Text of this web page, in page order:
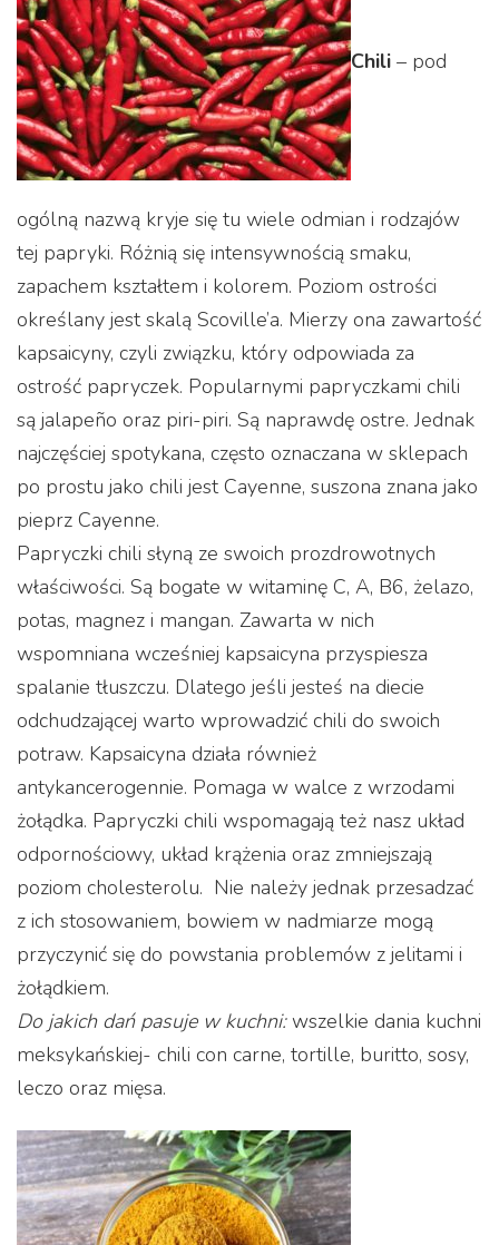
Chili – pod
ogólną nazwą kryje się tu wiele odmian i rodzajów
tej papryki. Różnią się intensywnością smaku,
zapachem kształtem i kolorem. Poziom ostrości
określany jest skalą Scoville’a. Mierzy ona zawartość
kapsaicyny, czyli związku, który odpowiada za
ostrość papryczek. Popularnymi papryczkami chili
są jalapeño oraz piri-piri. Są naprawdę ostre. Jednak
najczęściej spotykana, często oznaczana w sklepach
po prostu jako chili jest Cayenne, suszona znana jako
pieprz Cayenne.
Papryczki chili słyną ze swoich prozdrowotnych
właściwości. Są bogate w witaminę C, A, B6, żelazo,
potas, magnez i mangan. Zawarta w nich
wspomniana wcześniej kapsaicyna przyspiesza
spalanie tłuszczu. Dlatego jeśli jesteś na diecie
odchudzającej warto wprowadzić chili do swoich
potraw. Kapsaicyna działa również
antykancerogennie. Pomaga w walce z wrzodami
żołądka. Papryczki chili wspomagają też nasz układ
odpornościowy, układ krążenia oraz zmniejszają
poziom cholesterolu. Nie należy jednak przesadzać
z ich stosowaniem, bowiem w nadmiarze mogą
przyczynić się do powstania problemów z jelitami i
żołądkiem.
Do jakich dań pasuje w kuchni:wszelkie dania kuchni
meksykańskiej- chili con carne, tortille, buritto, sosy,
leczo oraz mięsa.